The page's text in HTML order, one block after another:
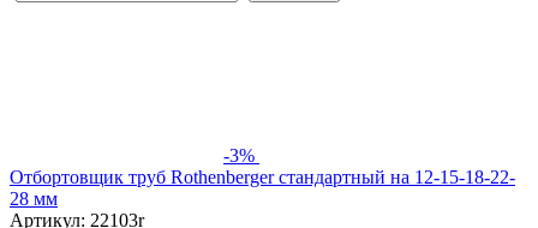
-3%
Отбортовщик труб Rothenberger стандартный на 12-15-18-22-
28 мм
Артикул: 22103r